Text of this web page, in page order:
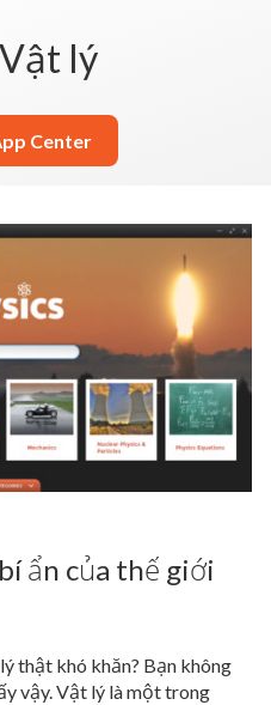
Vật lý
Center
ẩn của thế giới
thật khó khăn? Bạn không
vậy. Vật lý là một trong